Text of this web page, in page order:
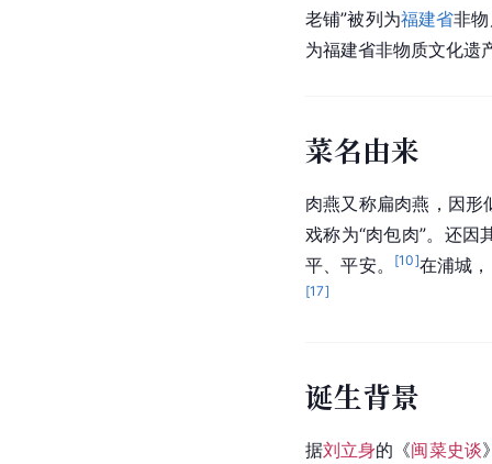
老铺”被列为福建省非
为福建省非物质文化遗
菜名由来
肉燕又称扁肉燕，因形
戏称为“肉包肉”。还因
平、平安。
[10]在浦城
[17]
诞生背景
据刘立身的《闽菜史谈